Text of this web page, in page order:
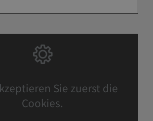
Sie zuerst die
Cookies.